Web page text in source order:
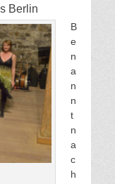
Berlin
B
e
n
a
n
n
t
n
a
c
h